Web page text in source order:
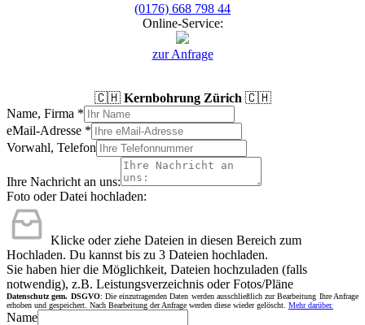
(0176) 668 798 44
Online-Service:
zur Anfrage
🇨🇭 Kernbohrung Zürich 🇨🇭
Name, Firma *
eMail-Adresse *
Vorwahl, Telefon
Ihre Nachricht an uns:
Foto oder Datei hochladen:
Klicke oder ziehe Dateien in diesen Bereich zum
Hochladen. Du kannst bis zu 3 Dateien hochladen.
Sie haben hier die Möglichkeit, Dateien hochzuladen (falls
notwendig), z.B. Leistungsverzeichnis oder Fotos/Pläne
Datenschutz gem. DSGVO: Die einzutragenden Daten werden ausschließlich zur Bearbeitung Ihre Anfrage
erhoben und gespeichert. Nach Bearbeitung der Anfrage werden diese wieder gelöscht. Mehr darüber.
Name